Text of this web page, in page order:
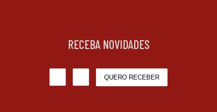
RECEBA NOVIDADES